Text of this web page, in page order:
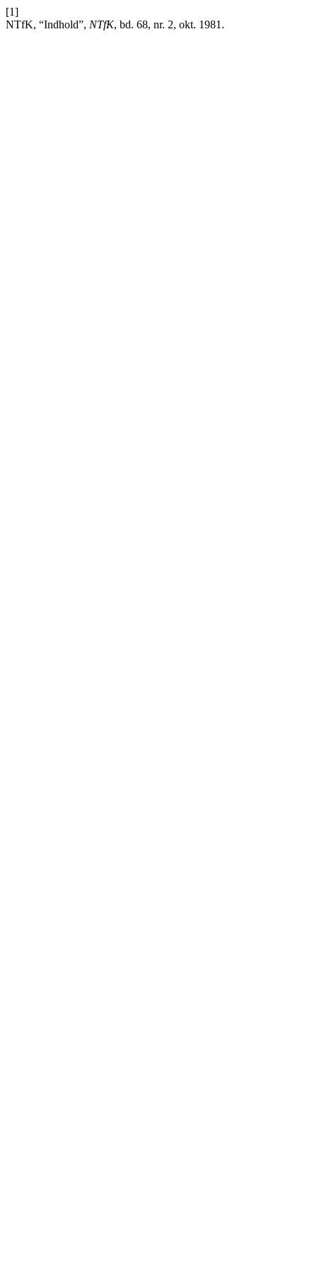
[1]
NTfK, “Indhold”, NTfK, bd. 68, nr. 2, okt. 1981.